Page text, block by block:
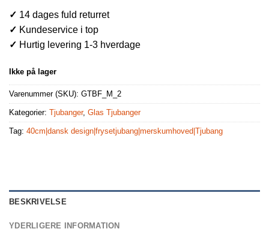
✓ 14 dages fuld returret
✓ Kundeservice i top
✓ Hurtig levering 1-3 hverdage
Ikke på lager
Varenummer (SKU): GTBF_M_2
Kategorier: Tjubanger, Glas Tjubanger
Tag: 40cm|dansk design|frysetjubang|merskumhoved|Tjubang
BESKRIVELSE
YDERLIGERE INFORMATION